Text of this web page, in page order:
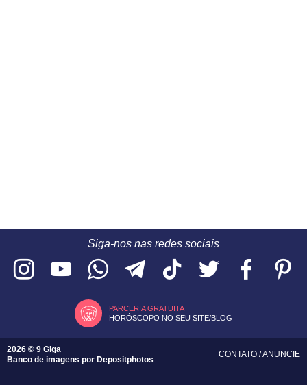
Siga-nos nas redes sociais
PARCERIA GRATUITA
HORÓSCOPO NO SEU SITE/BLOG
2026 © 9 Giga
Banco de imagens por Depositphotos
CONTATO /ANUNCIE